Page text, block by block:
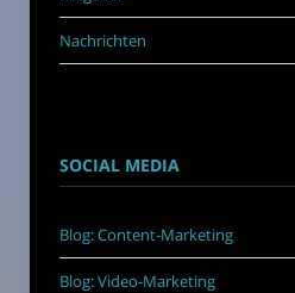
Nachrichten
SOCIAL MEDIA
Blog: Content-Marketing
Blog: Video-Marketing